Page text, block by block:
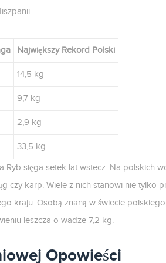
Największy Rekord Polski
14,5 kg
9,7 kg
2,9 kg
33,5 kg
Ryb sięga setek lat wstecz. Na polskich
czy karp. Wiele z nich stanowi nie tylko
kraju. Osobą znaną w świecie
leszcza o wadze 7,2 kg.
Opowieści